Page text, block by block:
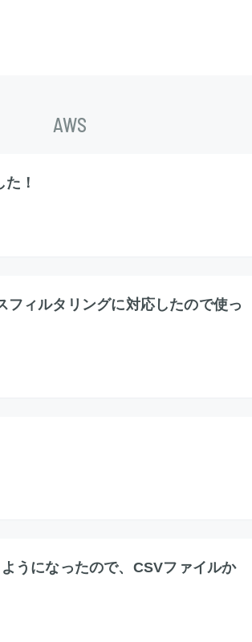
AWS
！
ィルタリングに対応したので使っ
うになったので、CSVファイルか